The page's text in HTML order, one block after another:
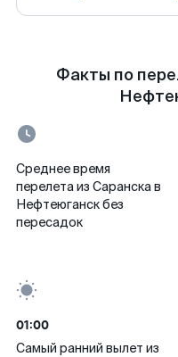
Факты по
Среднее время
перелета из Саранска в
Нефтеюганск без
пересадок
01:00
Самый ранний вылет из